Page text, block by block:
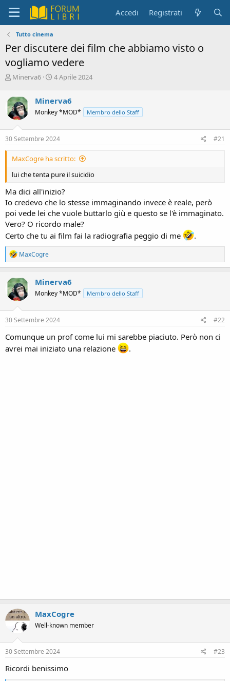
Accedi Registrati
Tutto cinema
Per discutere dei film che abbiamo visto o
vogliamo vedere
C
e
a
t
o
r
e
i
c
s
s
i
o
n
Minerva6
D
a
d
i
n
z
o
4 Aprile 2024
Minerva6
Monkey *MOD* Membro dello Staff
30 Settembre 2024 #21
MaxCogre ha scritto:
lui che tenta pure il suicidio
Ma dici all'inizio?
Io credevo che lo stesse immaginando invece è reale, però
poi vede lei che vuole buttarlo giù e questo se l'è immaginato.
Vero? O ricordo male?
Certo che tu ai film fai la radiografia peggio di me
.
R
e
a
c
t
i
o
n
s
MaxCogre
Minerva6
Monkey *MOD* Membro dello Staff
30 Settembre 2024 #22
Comunque un prof come lui mi sarebbe piaciuto. Però non ci
avrei mai iniziato una relazione
.
MaxCogre
Well-known member
30 Settembre 2024 #23
Ricordi benissimo